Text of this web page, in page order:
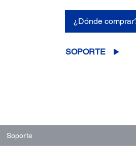
¿Dónde
SOPORTE
Soporte